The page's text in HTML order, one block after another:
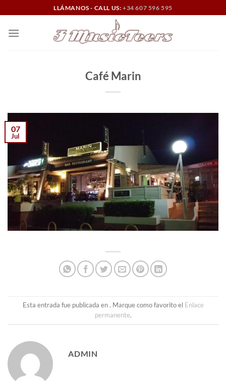
al
contenido
LLÁMANOS - CALL US: +34 607 596 595
Café Marin
07
Jul
Esta entrada fue publicada en . Marque como favorito el Enlace
permanente.
ADMIN